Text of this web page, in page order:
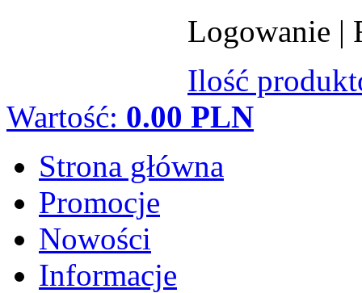
Logowanie |
Ilość
Wartość: 0.00 PLN
Strona główna
Promocje
Nowości
Informacje